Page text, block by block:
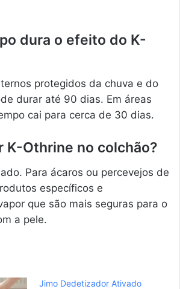
dura o efeito do K-
protegidos da chuva e do
durar até 90 dias. Em áreas
cai para cerca de 30 dias.
K-Othrine no colchão?
Para ácaros ou percevejos de
específicos e
que são mais seguras para o
a pele.
Jimo Dedetizador Ativado